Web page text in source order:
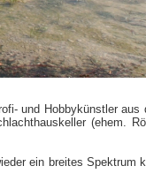
und Hobbykünstler aus
(ehem.
ein breites Spektrum